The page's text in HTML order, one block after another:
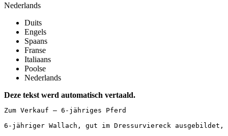
Nederlands
Duits
Engels
Spaans
Franse
Italiaans
Poolse
Nederlands
Deze tekst werd automatisch vertaald.
Zum Verkauf – 6-jähriges Pferd
6-jähriger Wallach, gut im Dressurviereck ausgebildet,